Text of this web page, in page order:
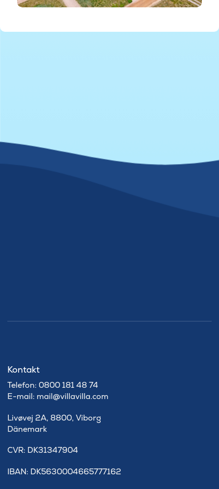
Kontakt
Telefon: 0800 181 48 74
E-mail: mail@villavilla.com
Livøvej 2A, 8800, Viborg
Dänemark
​CVR: DK31347904
IBAN: DK5630004665777162